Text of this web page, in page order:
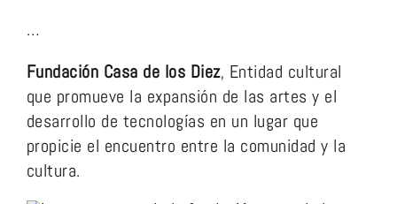
…
Fundación Casa de los Diez, Entidad cultural
que promueve la expansión de las artes y el
desarrollo de tecnologías en un lugar que
propicie el encuentro entre la comunidad y la
cultura.